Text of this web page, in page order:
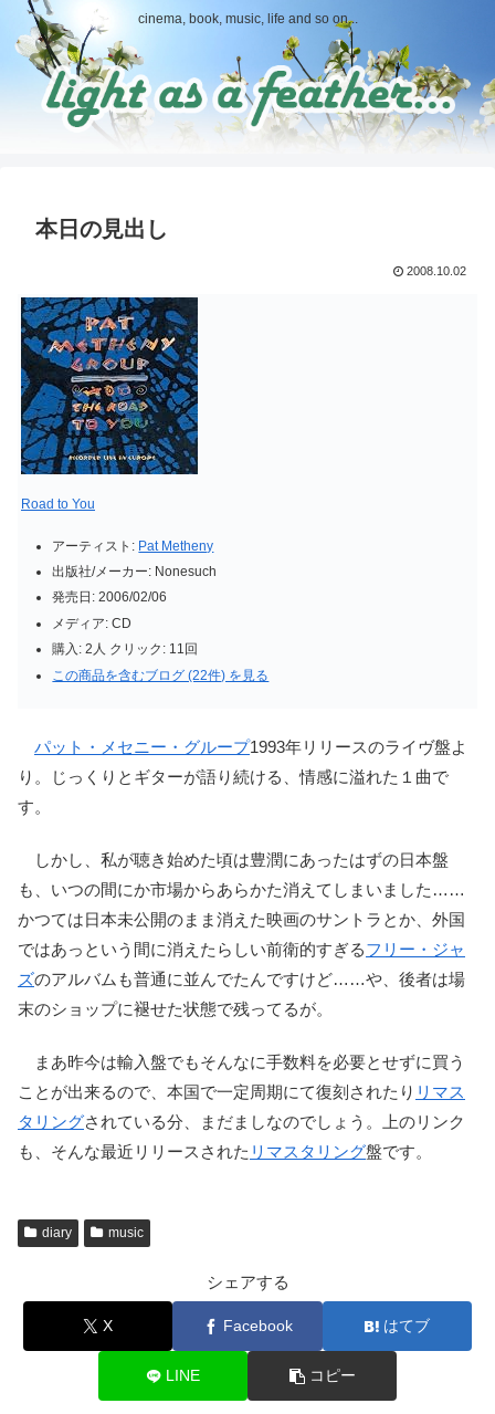
cinema, book, music, life and so on...
本日の見出し
2008.10.02
Road to You
アーティスト: Pat Metheny
出版社/メーカー: Nonesuch
発売日: 2006/02/06
メディア: CD
購入 : 2人 クリック : 11回
この商品を含むブログ (22件) を見る
パット・メセニー・グループ1993年リリースのライヴ盤よ
り。じっくりとギターが語り続ける、情感に溢れた１曲で
す。
しかし、私が聴き始めた頃は豊潤にあったはずの日本盤
も、いつの間にか市場からあらかた消えてしまいました……
かつては日本未公開のまま消えた映画のサントラとか、外国
ではあっという間に消えたらしい前衛的すぎるフリー・ジャ
ズのアルバムも普通に並んでたんですけど……や、後者は場
末のショップに褪せた状態で残ってるが。
まあ昨今は輸入盤でもそんなに手数料を必要とせずに買う
ことが出来るので、本国で一定周期にて復刻されたり リマス
タリングされている分、まだましなのでしょう。上のリンク
も、そんな最近リリースされた リマスタリング盤です。
diary music
シェアする
X Facebook はてブ
LINE コピー